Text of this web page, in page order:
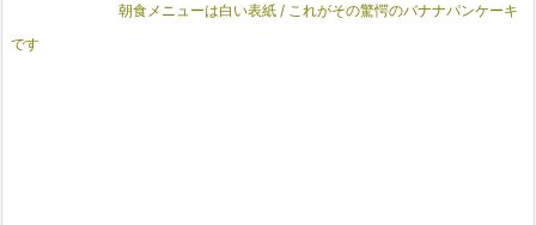
朝食メニューは白い表紙 / これがその驚愕のバナナパンケーキ
です